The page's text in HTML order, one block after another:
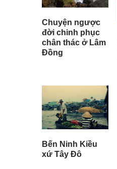
Chuyện ngược
đời chinh phục
chân thác ở Lâm
Đồng
Bến Ninh Kiều
xứ Tây Đô